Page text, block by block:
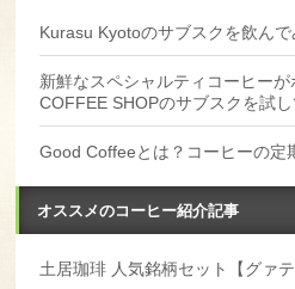
Kurasu Kyotoのサブスクを飲ん
新鮮なスペシャルティコーヒー
COFFEE SHOPのサブスクを試し
Good Coffeeとは？コーヒーの定
オススメのコーヒー紹介記事
土居珈琲 人気銘柄セット【グァ